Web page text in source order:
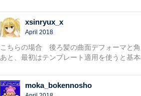
xsinryux_x
April 2018
こちらの場合 後ろ髪の曲面デフォーマと
あと、最初はテンプレート適用を使うと基
moka_bokennosho